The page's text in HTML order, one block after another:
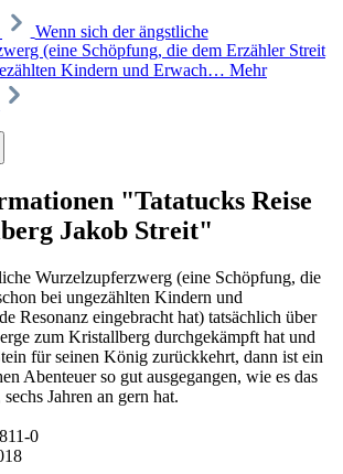
Wenn sich der ängstliche
(eine Schöpfung, die dem Erzähler Streit
Kindern und Erwach… Mehr
"Tatatucks Reise
Jakob Streit"
Wurzelzupferzwerg (eine Schöpfung, die
bei ungezählten Kindern und
Resonanz eingebracht hat) tatsächlich über
zum Kristallberg durchgekämpft hat und
für seinen König zurückkehrt, dann ist ein
Abenteuer so gut ausgegangen, wie es das
Jahren an gern hat.
0